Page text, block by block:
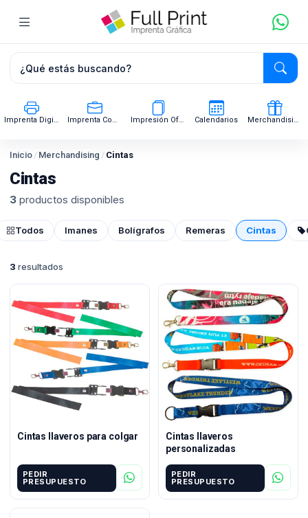
Imprenta Digital Imprenta Comercial Impresión Offset Calendarios Merchandising
Inicio / Merchandising / Cintas
Cintas
3 productos disponibles
Todos Imanes Bolígrafos Remeras Cintas
3 resultados
Cintas llaveros para colgar
PEDIR
PRESUPUESTO
Cintas llaveros
personalizadas
PEDIR
PRESUPUESTO